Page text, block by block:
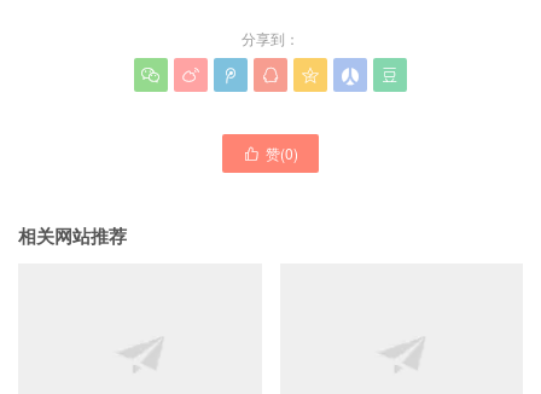
分享到：
      
 赞(0)
相关网站推荐